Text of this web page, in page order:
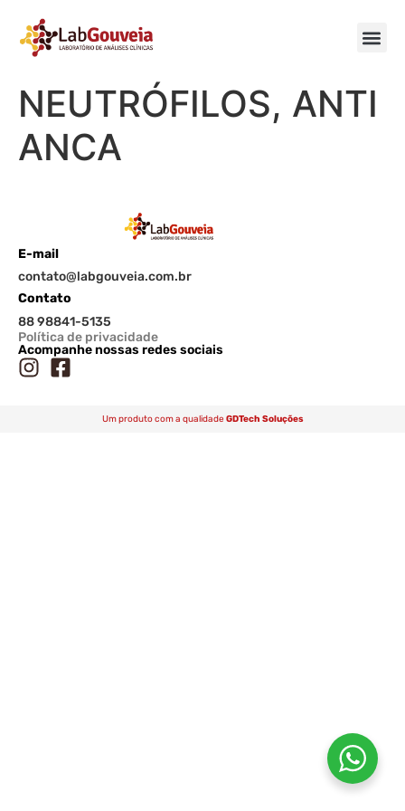
NEUTRÓFILOS, ANTI
ANCA
E-mail
contato@labgouveia.com.br
Contato
88 98841-5135
Política de privacidade
Acompanhe nossas redes sociais
Um produto com a qualidade GDTech Soluções